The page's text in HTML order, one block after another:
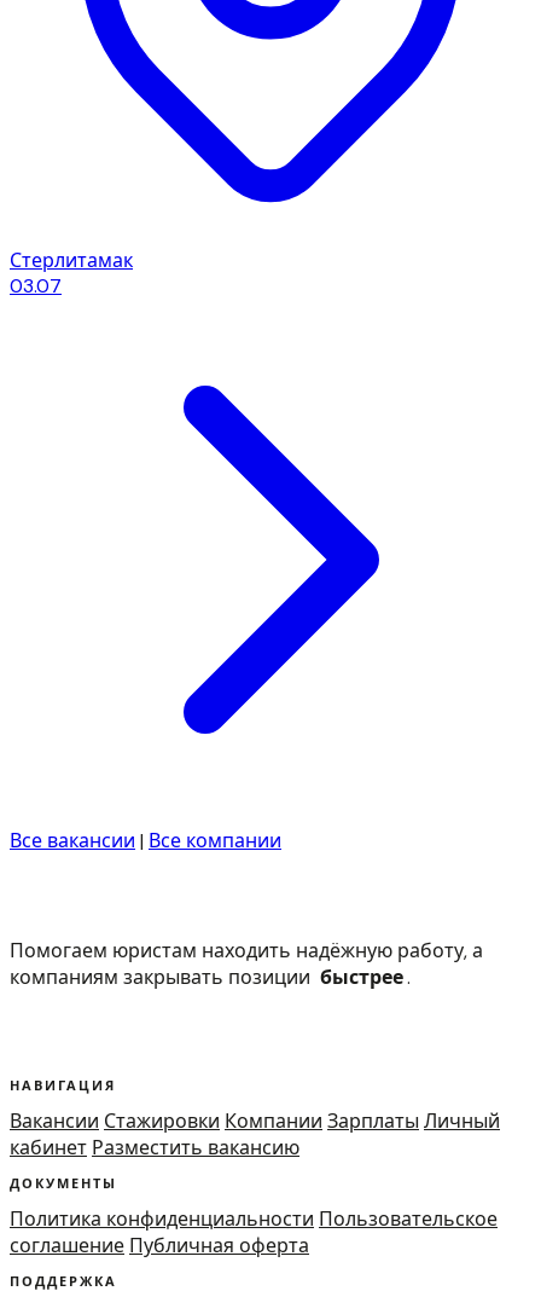
Стерлитамак
03.07
Все вакансии | Все компании
Помогаем юристам находить надёжную работу, а
компаниям закрывать позиции быстрее.
НАВИГАЦИЯ
Вакансии Стажировки Компании Зарплаты Личный
кабинет Разместить вакансию
ДОКУМЕНТЫ
Политика конфиденциальности Пользовательское
соглашение Публичная оферта
ПОДДЕРЖКА